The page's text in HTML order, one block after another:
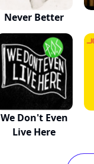
Never Better
We Don't Even
Live Here